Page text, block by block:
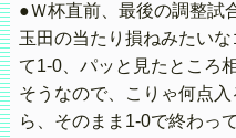
●Ｗ杯直前、最後の調整試
玉田の当たり損ねみたい
て1-0、パッと見たところ
そうなので、こりゃ何点
ら、そのまま1-0で終わっ